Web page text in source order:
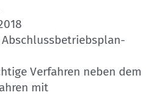
Verfahren neben dem
mit